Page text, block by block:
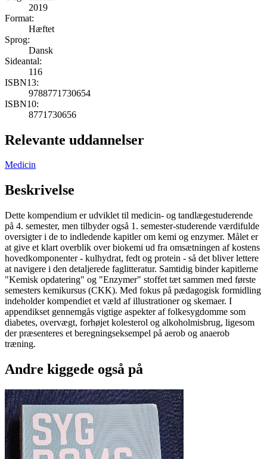
2019
Format:
Hæftet
Sprog:
Dansk
Sideantal:
116
ISBN13:
9788771730654
ISBN10:
8771730656
Relevante uddannelser
Medicin
Beskrivelse
Dette kompendium er udviklet til medicin- og tandlægestuderende
på 4. semester, men tilbyder også 1. semester-studerende værdifulde
oversigter i de to indledende kapitler om kemi og enzymer. Målet er
at give et klart overblik over biokemi ud fra omsætningen af kostens
hovedkomponenter - kulhydrat, fedt og protein - så det bliver lettere
at navigere i den detaljerede faglitteratur. Samtidig binder kapitlerne
"Kemisk opdatering" og "Enzymer" stoffet tæt sammen med første
semesters kemikursus (CKK). Med fokus på pædagogisk formidling
indeholder kompendiet et væld af illustrationer og skemaer. I
appendikset gennemgås vigtige aspekter af folkesygdomme som
diabetes, overvægt, forhøjet kolesterol og alkoholmisbrug, ligesom
der præsenteres et beregningseksempel på aerob og anaerob
træning.
Andre kiggede også på